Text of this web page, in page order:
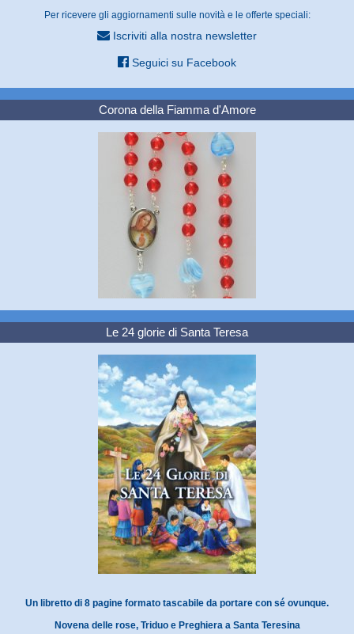
Per ricevere gli aggiornamenti sulle novità e le offerte speciali:
Iscriviti alla nostra newsletter
Seguici su Facebook
Corona della Fiamma d'Amore
Le 24 glorie di Santa Teresa
Un libretto di 8 pagine formato tascabile da portare con sé ovunque.
Novena delle rose, Triduo e Preghiera a Santa Teresina